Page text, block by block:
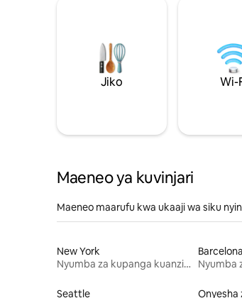
Jiko Wi-
Maeneo ya kuvinjari
Maeneo maarufu kwa ukaaji wa siku
New York
Nyumba za kupanga kuanzia mwezi mmoja
Barcelona
Seattle Onyesha